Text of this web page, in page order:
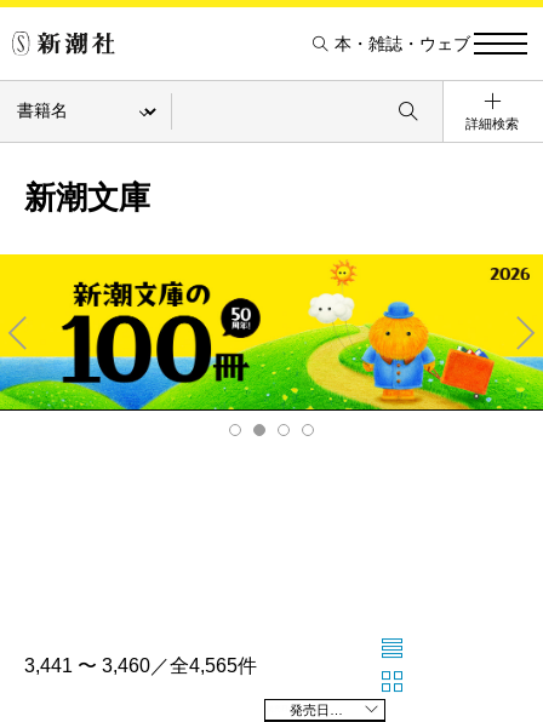
本・雑誌・ウェブ
詳細検索
新潮文庫
Pre
v
Ne
xt
3,441 〜 3,460／全4,565件